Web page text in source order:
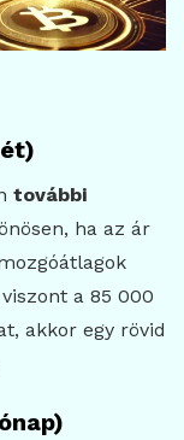
további
ha az ár
a 85 000
akkor egy rövid